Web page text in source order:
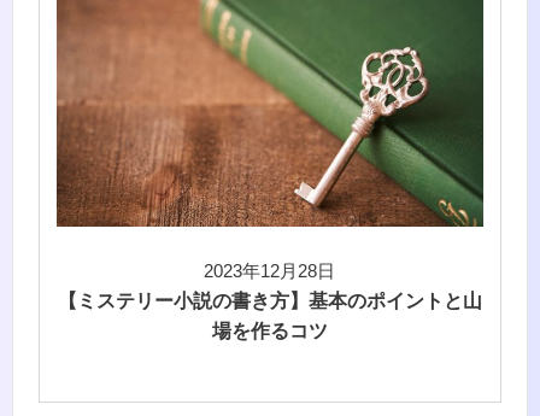
2023年12月28日
【ミステリー小説の書き方】基本のポイントと山
場を作るコツ